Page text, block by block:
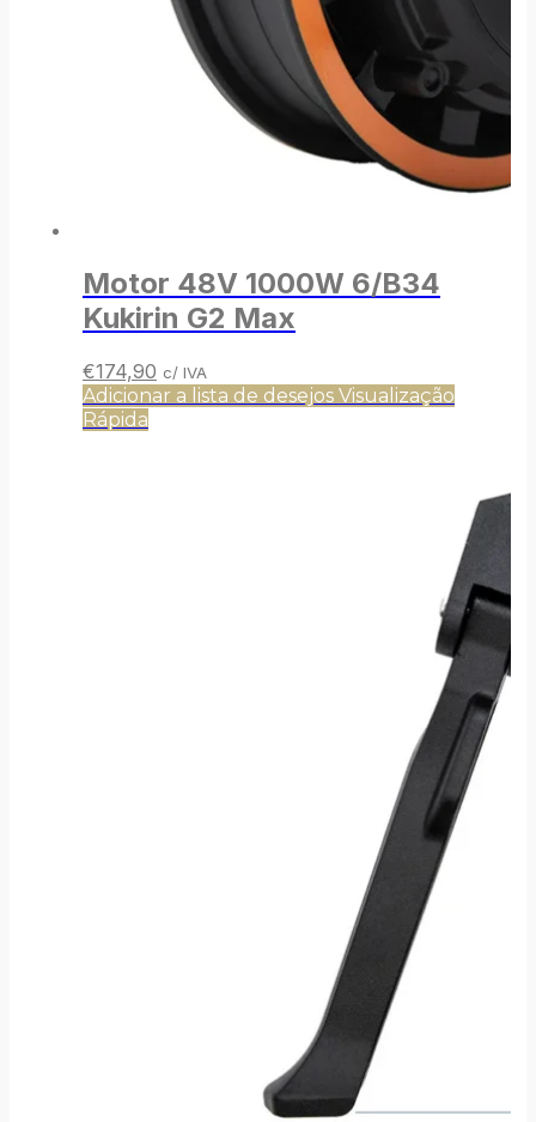
Motor 48V 1000W 6/B34
Kukirin G2 Max
O
preço
original
€174,90O
preço
c/ IVA
Adicionar a lista de desejos Visualização
Rápida